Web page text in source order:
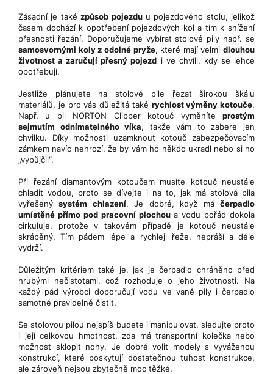
Zásadní je takézpůsob pojezduu pojezdového stolu, jelikož
časem dochází k opotřebení pojezdových kol a tím k snížení
přesnosti řezání. Doporučujeme vybírat stolové pily např. se
samosvornými koly z odolné pryže, které mají velmi dlouhou
životnost a zaručují přesný pojezd i ve chvíli, kdy se lehce
opotřebují.
Jestliže plánujete na stolové pile řezat širokou škálu
materiálů, je pro vás důležitá také rychlost výměny kotouče.
Např. u pil NORTON Clipper kotouč vyměníte prostým
sejmutím odnímatelného víka, takže vám to zabere jen
chvilku. Díky možnosti uzamknout kotouč zabezpečovacím
zámkem navíc nehrozí, že by vám ho někdo ukradl nebo si ho
„vypůjčil“.
Při řezání diamantovým kotoučem musíte kotouč neustále
chladit vodou, proto se dívejte i na to, jak má stolová pila
vyřešenýsystém chlazení. Je dobré, když máčerpadlo
umístěné přímo pod pracovní plochoua vodu pořád dokola
cirkuluje, protože v takovém případě je kotouč neustále
skrápěný. Tím pádem lépe a rychleji řeže, nepráší a déle
vydrží.
Důležitým kritériem také je, jak je čerpadlo chráněno před
hrubými nečistotami, což rozhoduje o jeho životnosti. Na
každý pád výrobci doporučují vodu ve vaně pily i čerpadlo
samotné pravidelně čistit.
Se stolovou pilou nejspíš budete i manipulovat, sledujte proto
i její celkovou hmotnost, zda má transportní kolečka nebo
možnost sklopit nohy. Je dobré volit modely s vyváženou
konstrukcí, které poskytují dostatečnou tuhost konstrukce,
ale zároveň nejsou zbytečně moc těžké.